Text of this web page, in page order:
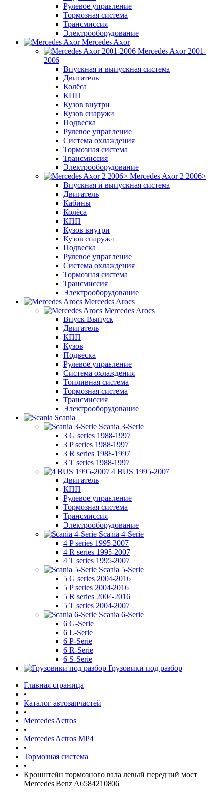
Рулевое управление
Тормозная система
Трансмиссия
Электрооборудование
Mercedes Axor
Mercedes Axor 2001-
2006
Впускная и выпускная система
Двигатель
Колёса
КПП
Кузов внутри
Кузов снаружи
Подвеска
Рулевое управление
Система охлаждения
Тормозная система
Трансмиссия
Электрооборудование
Mercedes Axor 2 2006>
Впускная и выпускная система
Двигатель
Кабины
Колёса
КПП
Кузов внутри
Кузов снаружи
Подвеска
Рулевое управление
Система охлаждения
Тормозная система
Трансмиссия
Электрооборудование
Mercedes Arocs
Mercedes Arocs
Впуск Выпуск
Двигатель
КПП
Кузов
Подвеска
Рулевое управление
Система охлаждения
Топливная система
Тормозная система
Трансмиссия
Электрооборудование
Scania
Scania 3-Serie
3 G series 1988-1997
3 P series 1988-1997
3 R series 1988-1997
3 T series 1988-1997
4 BUS 1995-2007
Двигатель
КПП
Рулевое управление
Тормозная система
Трансмиссия
Электрооборудование
Scania 4-Serie
4 P series 1995-2007
4 R series 1995-2007
4 T series 1995-2007
Scania 5-Serie
5 G series 2004-2016
5 P series 2004-2016
5 R series 2004-2016
5 T series 2004-2007
Scania 6-Serie
6 G-Serie
6 L-Serie
6 P-Serie
6 R-Serie
6 S-Serie
Грузовики под разбор
Главная страница
•
Каталог автозапчастей
•
Mercedes Actros
•
Mercedes Actros MP4
•
Тормозная система
•
Кронштейн тормозного вала левый передний мост
Mercedes Benz A6584210806